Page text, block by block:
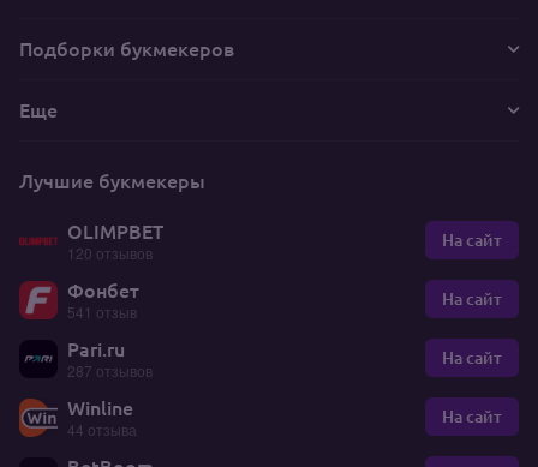
Подборки букмекеров
Еще
Лучшие букмекеры
OLIMPBET
120 отзывов
На сайт
Фонбет
541 отзыв
На сайт
Pari.ru
287 отзывов
На сайт
Winline
44 отзыва
На сайт